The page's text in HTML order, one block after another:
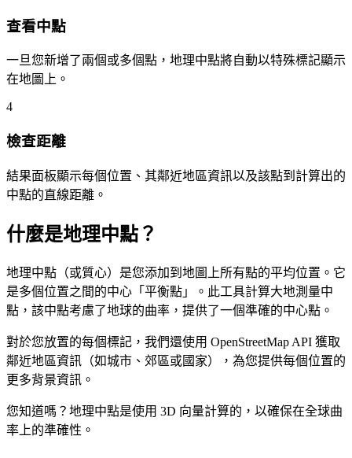
查看中點
一旦您新增了兩個或多個點，地理中點將自動以特殊標記顯示
在地圖上。
4
檢查距離
結果面板顯示每個位置、其鄰近地區資訊以及該點到計算出的
中點的直線距離。
什麼是地理中點？
地理中點（或質心）是您添加到地圖上所有點的平均位置。它
是多個位置之間的中心「平衡點」。此工具計算大地測量中
點，該中點考慮了地球的曲率，提供了一個準確的中心點。
對於您放置的每個標記，我們還使用 OpenStreetMap API 獲取
鄰近地區資訊（如城市、郊區或國家），為您提供每個位置的
更多背景資訊。
您知道嗎？地理中點是使用 3D 向量計算的，以確保在全球曲
率上的準確性。